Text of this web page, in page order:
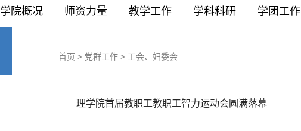
学院概况 师资力量 教学工作 学科科研 学团工作
首页 > 党群工作 > 工会、妇委会
理学院首届教职工教职工智力运动会圆满落幕